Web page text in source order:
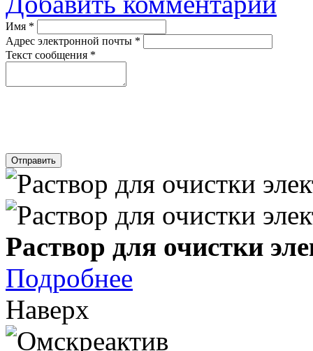
Имя *
Адрес электронной почты *
Текст сообщения *
Отправить
Раствор для очистки
Подробнее
Наверх